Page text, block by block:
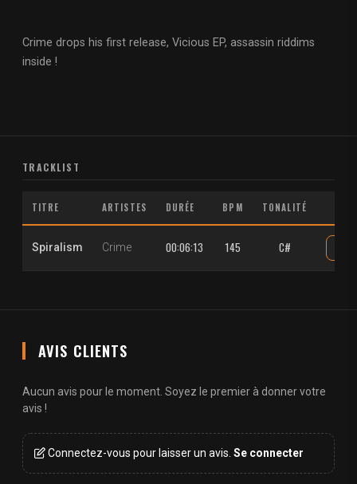
Crime drops his first release, Vicious EP, assassin riddims
inside !
TRACKLIST
TITRE ARTISTES DURÉE BPM TONALITÉ
Spiralism Crime 00:06:13 145 C#
AVIS CLIENTS
Aucun avis pour le moment. Soyez le premier à donner votre
avis !
Connectez-vous pour laisser un avis. Se connecter